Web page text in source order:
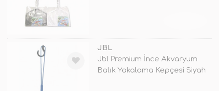
JBL
Jbl Premium İnce Akvaryum
Balık Yakalama Kepçesi Siyah